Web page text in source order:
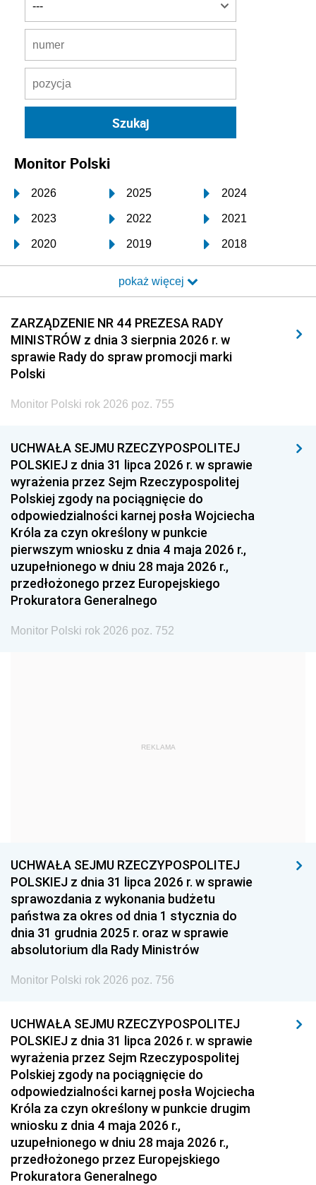
Monitor Polski
2026 2025 2024
2023 2022 2021
2020 2019 2018
2017 2016 2015
2014 2013 2012
2011 2010 2009
2008 2007 2006
2005
1996 1995 1994
1993 1992 1991
1990 1989
1987 1986 1985
1984 1983 1982
1981 1980 1979
1978 1977
1975 1974
1959
1939 1938 1937
1936 1930
pokaż więcej
ZARZĄDZENIE NR 44 PREZESA RADY
MINISTRÓW z dnia 3 sierpnia 2026 r. w
sprawie Rady do spraw promocji marki
Polski
Monitor Polski rok 2026 poz. 755
UCHWAŁA SEJMU RZECZYPOSPOLITEJ
POLSKIEJ z dnia 31 lipca 2026 r. w sprawie
wyrażenia przez Sejm Rzeczypospolitej
Polskiej zgody na pociągnięcie do
odpowiedzialności karnej posła Wojciecha
Króla za czyn określony w punkcie
pierwszym wniosku z dnia 4 maja 2026 r.,
uzupełnionego w dniu 28 maja 2026 r.,
przedłożonego przez Europejskiego
Prokuratora Generalnego
Monitor Polski rok 2026 poz. 752
REKLAMA
UCHWAŁA SEJMU RZECZYPOSPOLITEJ
POLSKIEJ z dnia 31 lipca 2026 r. w sprawie
sprawozdania z wykonania budżetu
państwa za okres od dnia 1 stycznia do
dnia 31 grudnia 2025 r. oraz w sprawie
absolutorium dla Rady Ministrów
Monitor Polski rok 2026 poz. 756
UCHWAŁA SEJMU RZECZYPOSPOLITEJ
POLSKIEJ z dnia 31 lipca 2026 r. w sprawie
wyrażenia przez Sejm Rzeczypospolitej
Polskiej zgody na pociągnięcie do
odpowiedzialności karnej posła Wojciecha
Króla za czyn określony w punkcie drugim
wniosku z dnia 4 maja 2026 r.,
uzupełnionego w dniu 28 maja 2026 r.,
przedłożonego przez Europejskiego
Prokuratora Generalnego